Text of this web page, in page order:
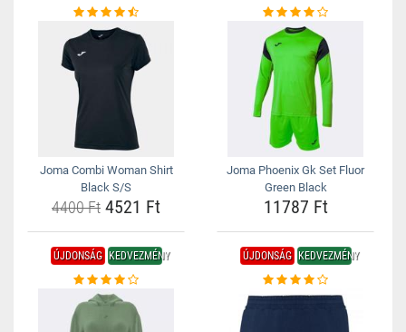
Joma Combi Woman Shirt
Black S/S
4400 Ft 4521 Ft
Joma Phoenix Gk Set Fluor
Green Black
11787 Ft
ÚJDONSÁG KEDVEZMÉNY ÚJDONSÁG KEDVEZMÉNY